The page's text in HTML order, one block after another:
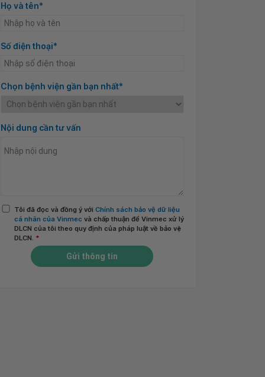
Họ và tên*
Số điện thoại*
Chọn bệnh viện gần bạn nhất*
Nội dung cần tư vấn
Tôi đã đọc và đồng ý với Chính sách bảo vệ dữ liệu
cá nhân của Vinmec và chấp thuận để Vinmec xử lý
DLCN của tôi theo quy định của pháp luật về bảo vệ
DLCN. *
Gửi thông tin